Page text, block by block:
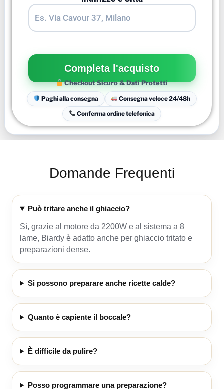
Checkout Sicuro & Dati Protetti
Paghi alla consegna
Consegna veloce 24/48h
Conferma ordine telefonica
Domande Frequenti
Può tritare anche il ghiaccio?
Sì, grazie al motore da 2200W e al sistema a 8
lame, Biardy è adatto anche per ghiaccio tritato e
preparazioni dense.
Si possono preparare anche ricette calde?
Quanto è capiente il boccale?
È difficile da pulire?
Posso programmare una preparazione?